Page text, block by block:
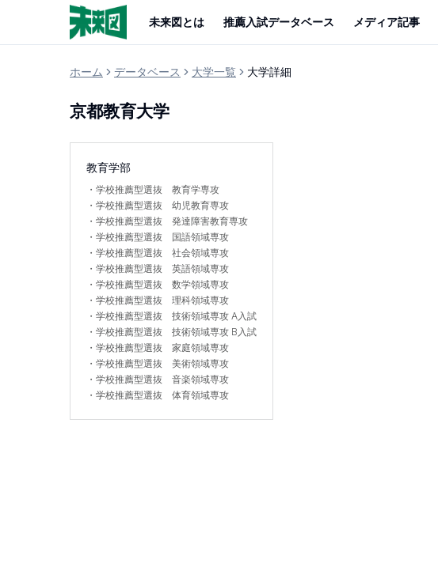
未来図とは 推薦入試データベース メディア記事
ホーム データベース 大学一覧 大学詳細
京都教育大学
教育学部
・ 学校推薦型選抜 教育学専攻
・ 学校推薦型選抜 幼児教育専攻
・ 学校推薦型選抜 発達障害教育専攻
・ 学校推薦型選抜 国語領域専攻
・ 学校推薦型選抜 社会領域専攻
・ 学校推薦型選抜 英語領域専攻
・ 学校推薦型選抜 数学領域専攻
・ 学校推薦型選抜 理科領域専攻
・ 学校推薦型選抜 技術領域専攻 A入試
・ 学校推薦型選抜 技術領域専攻 B入試
・ 学校推薦型選抜 家庭領域専攻
・ 学校推薦型選抜 美術領域専攻
・ 学校推薦型選抜 音楽領域専攻
・ 学校推薦型選抜 体育領域専攻